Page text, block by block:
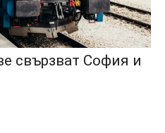
свързват София и